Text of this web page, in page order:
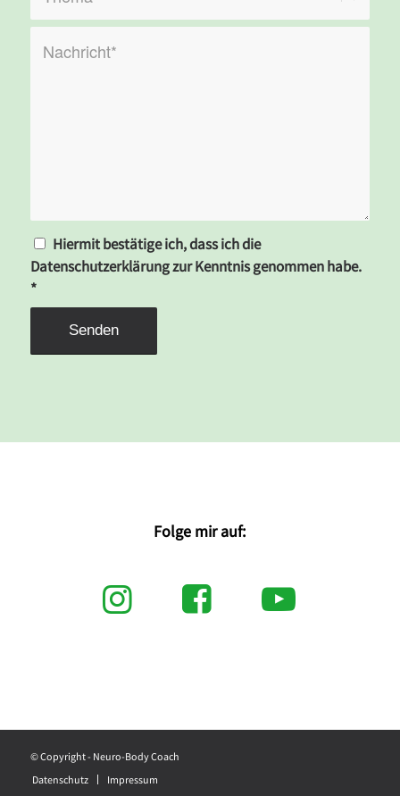
Hiermit bestätige ich, dass ich die
Datenschutzerklärung zur Kenntnis genommen habe.
*
Folge mir auf:
© Copyright - Neuro-Body Coach
Datenschutz
Impressum